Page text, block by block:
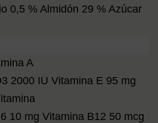
0,5 % Almidón 29 % Azúcar
A
2000 IU Vitamina E 95 mg
10 mg Vitamina B12 50 mcg